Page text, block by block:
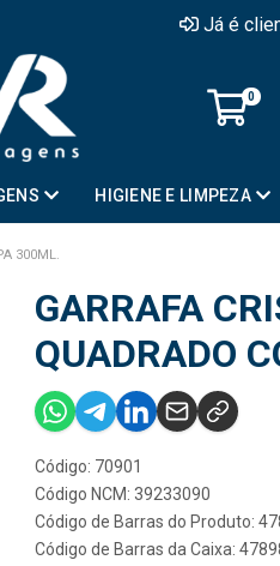
Já é
0
HIGIENE E LIMPEZA
300ML.
GARRAFA
QUADRADO
Código: 70901
Código NCM: 39233090
Código de Barras do Produto:
Código de Barras da Caixa: